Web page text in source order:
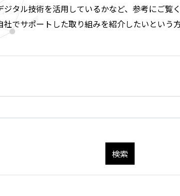
タル技術を活用しているかなど、参考にご覧く
でサポートした取り組みを紹介したいという
検索